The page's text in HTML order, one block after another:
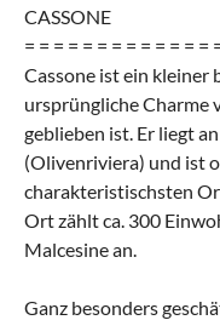
CASSONE
= = = = = = = = = = = = =
Cassone ist ein kleiner
ursprüngliche Charme
geblieben ist. Er liegt
(Olivenriviera) und ist
charakteristischsten
Ort zählt ca. 300
Malcesine an.
Ganz besonders